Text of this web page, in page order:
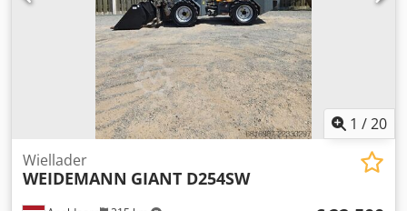
1 /20
Wiellader
WEIDEMANN GIANT D254SW